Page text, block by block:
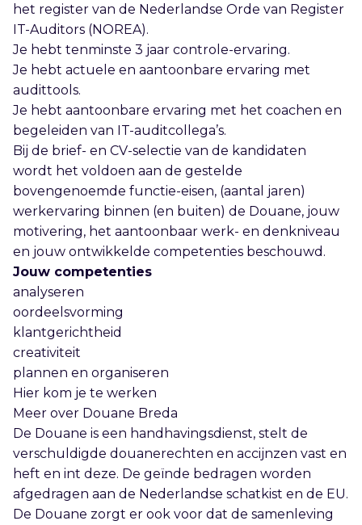
het register van de Nederlandse Orde van Register
IT-Auditors (NOREA).
Je hebt tenminste 3 jaar controle-ervaring.
Je hebt actuele en aantoonbare ervaring met
audittools.
Je hebt aantoonbare ervaring met het coachen en
begeleiden van IT-auditcollega’s.
Bij de brief- en CV-selectie van de kandidaten
wordt het voldoen aan de gestelde
bovengenoemde functie-eisen, (aantal jaren)
werkervaring binnen (en buiten) de Douane, jouw
motivering, het aantoonbaar werk- en denkniveau
en jouw ontwikkelde competenties beschouwd.
Jouw competenties
analyseren
oordeelsvorming
klantgerichtheid
creativiteit
plannen en organiseren
Hier kom je te werken
Meer over Douane Breda
De Douane is een handhavingsdienst, stelt de
verschuldigde douanerechten en accijnzen vast en
heft en int deze. De geïnde bedragen worden
afgedragen aan de Nederlandse schatkist en de EU.
De Douane zorgt er ook voor dat de samenleving